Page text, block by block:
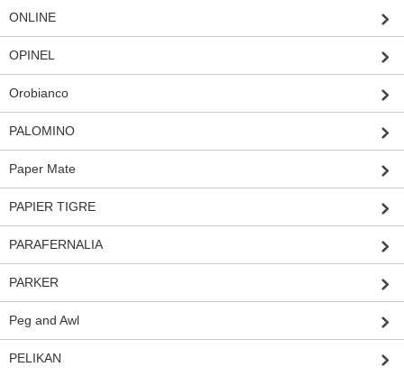
ONLINE
OPINEL
Orobianco
PALOMINO
Paper Mate
PAPIER TIGRE
PARAFERNALIA
PARKER
Peg and Awl
PELIKAN